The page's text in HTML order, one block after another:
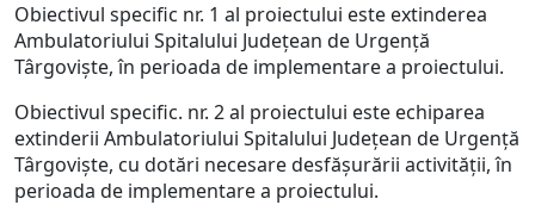
Obiectivul specific nr. 1 al proiectului este extinderea
Ambulatoriului Spitalului Județean de Urgență
Târgoviște, în perioada de implementare a proiectului.
Obiectivul specific. nr. 2 al proiectului este echiparea
extinderii Ambulatoriului Spitalului Județean de Urgență
Târgoviște, cu dotări necesare desfășurării activității, în
perioada de implementare a proiectului.